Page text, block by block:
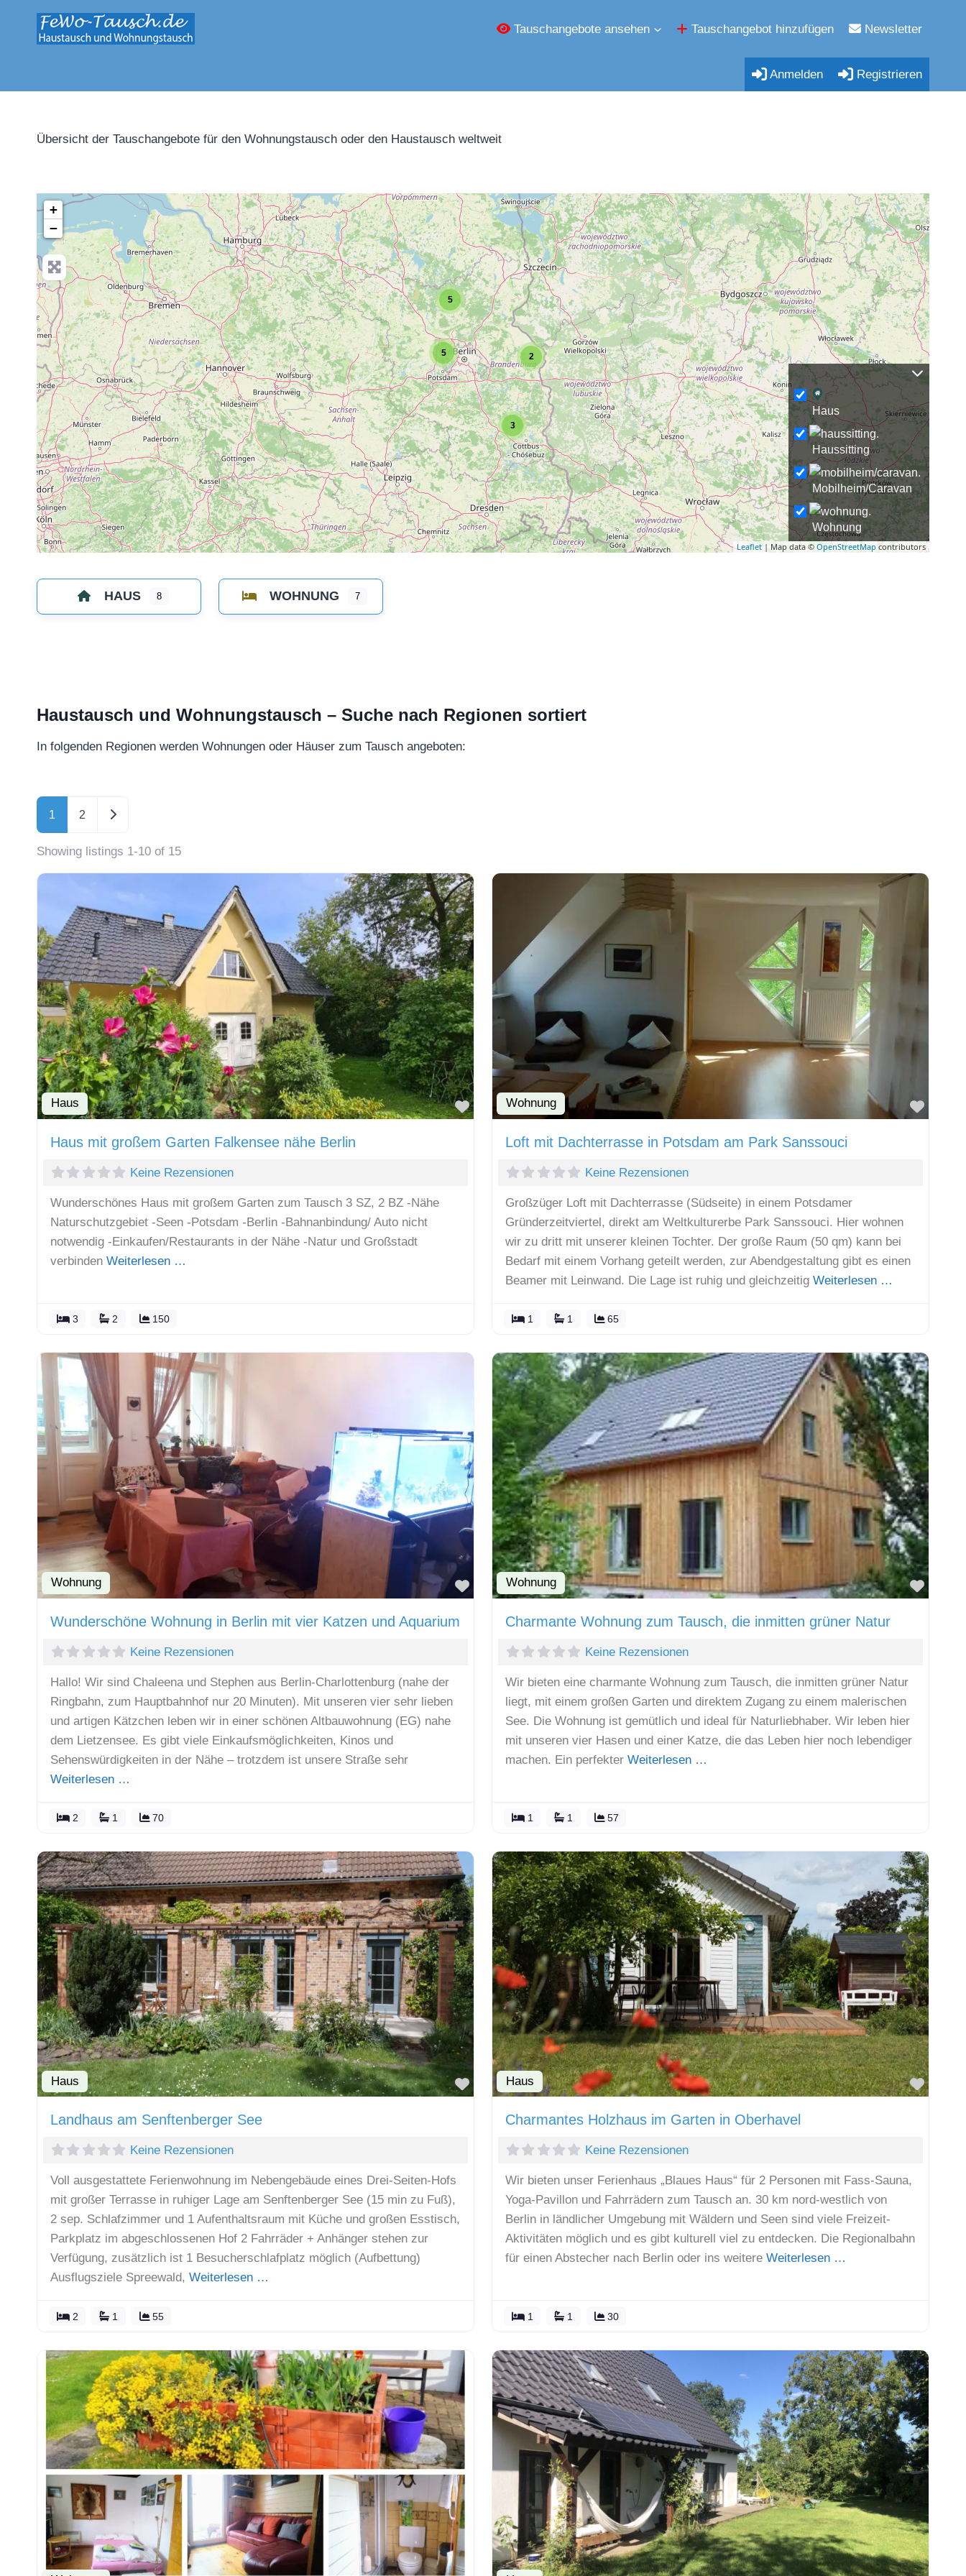
springen
Tauschangebote ansehen Tauschangebot hinzufügen Newsletter
Anmelden Registrieren
Übersicht der Tauschangebote für den Wohnungstausch oder den Haustausch weltweit
5
5
3
2
+
−
Leaflet | Map data © OpenStreetMap contributors
Haus
Haussitting
Mobilheim/Caravan
Wohnung
HAUS 8 WOHNUNG 7
Haustausch und Wohnungstausch – Suche nach Regionen sortiert
In folgenden Regionen werden Wohnungen oder Häuser zum Tausch angeboten:
Posts navigation
1 2 Ältere Beiträge
Showing listings 1-10 of 15
Haus Favorit
Haus mit großem Garten Falkensee nähe Berlin
Keine Rezensionen
Wunderschönes Haus mit großem Garten zum Tausch 3 SZ, 2 BZ -Nähe
Naturschutzgebiet -Seen -Potsdam -Berlin -Bahnanbindung/ Auto nicht
notwendig -Einkaufen/Restaurants in der Nähe -Natur und Großstadt
verbinden Weiterlesen …
3 2 150
Wohnung
Loft mit Dachterrasse in Potsdam am Park Sanssouci
Keine Rezensionen
Großzüger Loft mit Dachterrasse (Südseite) in einem Potsdamer
Gründerzeitviertel, direkt am Weltkulturerbe Park Sanssouci. Hier wohnen
wir zu dritt mit unserer kleinen Tochter. Der große Raum (50 qm) kann bei
Bedarf mit einem Vorhang geteilt werden, zur Abendgestaltung gibt es einen
Beamer mit Leinwand. Die Lage ist ruhig und gleichzeitig Weiterlesen …
1 1 65
Wohnung Favorit
Wunderschöne Wohnung in Berlin mit vier Katzen und Aquarium
Keine Rezensionen
Hallo! Wir sind Chaleena und Stephen aus Berlin-Charlottenburg (nahe der
Ringbahn, zum Hauptbahnhof nur 20 Minuten). Mit unseren vier sehr lieben
und artigen Kätzchen leben wir in einer schönen Altbauwohnung (EG) nahe
dem Lietzensee. Es gibt viele Einkaufsmöglichkeiten, Kinos und
Sehenswürdigkeiten in der Nähe – trotzdem ist unsere Straße sehr
Weiterlesen …
2 1 70
Wohnung
Charmante Wohnung zum Tausch, die inmitten grüner Natur
Keine Rezensionen
Wir bieten eine charmante Wohnung zum Tausch, die inmitten grüner Natur
liegt, mit einem großen Garten und direktem Zugang zu einem malerischen
See. Die Wohnung ist gemütlich und ideal für Naturliebhaber. Wir leben hier
mit unseren vier Hasen und einer Katze, die das Leben hier noch lebendiger
machen. Ein perfekter Weiterlesen …
1 1 57
Haus Favorit
Landhaus am Senftenberger See
Keine Rezensionen
Voll ausgestattete Ferienwohnung im Nebengebäude eines Drei-Seiten-Hofs
mit großer Terrasse in ruhiger Lage am Senftenberger See (15 min zu Fuß),
2 sep. Schlafzimmer und 1 Aufenthaltsraum mit Küche und großen Esstisch,
Parkplatz im abgeschlossenen Hof 2 Fahrräder + Anhänger stehen zur
Verfügung, zusätzlich ist 1 Besucherschlafplatz möglich (Aufbettung)
Ausflugsziele Spreewald, Weiterlesen …
2 1 55
Haus
Charmantes Holzhaus im Garten in Oberhavel
Keine Rezensionen
Wir bieten unser Ferienhaus „Blaues Haus“ für 2 Personen mit Fass-Sauna,
Yoga-Pavillon und Fahrrädern zum Tausch an. 30 km nord-westlich von
Berlin in ländlicher Umgebung mit Wäldern und Seen sind viele Freizeit-
Aktivitäten möglich und es gibt kulturell viel zu entdecken. Die Regionalbahn
für einen Abstecher nach Berlin oder ins weitere Weiterlesen …
1 1 30